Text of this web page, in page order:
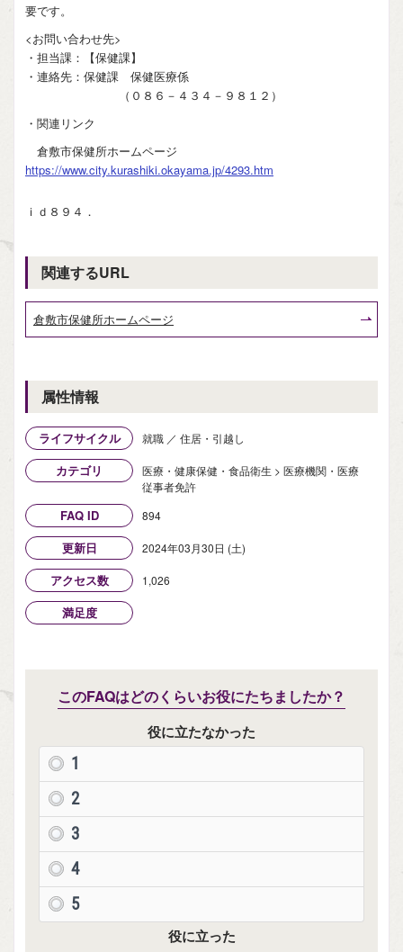
要です。
<お問い合わせ先>
・担当課：【保健課】
・連絡先：保健課 保健医療係
（０８６－４３４－９８１２）
・関連リンク
倉敷市保健所ホームページ
https://www.city.kurashiki.okayama.jp/4293.htm
ｉｄ８９４．
関連するURL
倉敷市保健所ホームページ
属性情報
ライフサイクル 就職 ／ 住居・引越し
カテゴリ
医療・健康保健・食品衛生 > 医療機関・医療
従事者免許
FAQ ID 894
更新日 2024年03月30日 (土)
アクセス数 1,026
満足度
このFAQはどのくらいお役にたちましたか？
役に立たなかった
1
2
3
4
5
役に立った